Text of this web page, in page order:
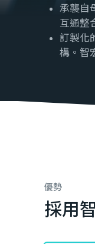
承襲自
互通整
訂製化
構。智
優勢
採用